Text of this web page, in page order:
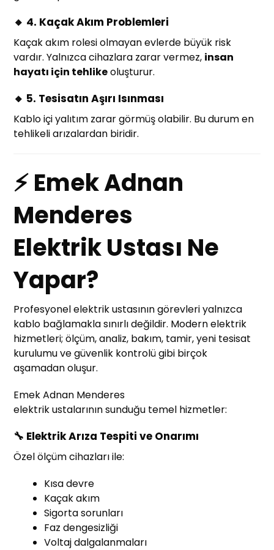
🔸 4. Kaçak Akım Problemleri
Kaçak akım rolesi olmayan evlerde büyük risk
vardır. Yalnızca cihazlara zarar vermez, insan
hayatı için tehlikeoluşturur.
🔸 5. Tesisatın Aşırı Isınması
Kablo içi yalıtım zarar görmüş olabilir. Bu durum en
tehlikeli arızalardan biridir.
⚡ Emek Adnan
Menderes
Elektrik Ustası Ne
Yapar?
Profesyonel elektrik ustasının görevleri yalnızca
kablo bağlamakla sınırlı değildir. Modern elektrik
hizmetleri; ölçüm, analiz, bakım, tamir, yeni tesisat
kurulumu ve güvenlik kontrolü gibi birçok
aşamadan oluşur.
Emek Adnan Menderes
elektrik ustalarının sunduğu temel hizmetler:
🔧 Elektrik Arıza Tespiti ve Onarımı
Özel ölçüm cihazları ile:
Kısa devre
Kaçak akım
Sigorta sorunları
Faz dengesizliği
Voltaj dalgalanmaları